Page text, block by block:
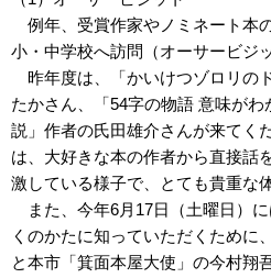
例年、受賞作家やノミネート本
小・中学校へ訪問（オーサービジ
昨年度は、「かいけつゾロリの
たかさん、「54字の物語 意味が
説」作者の氏田雄介さんが来てく
は、大好きな本の作者から直接話
激している様子で、とても貴重な
また、今年6月17日（土曜日）
くのかたに知っていただくために
と本市「箕面本屋大使」の今村翔